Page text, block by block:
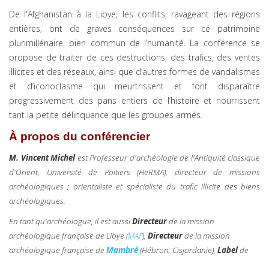
De l'Afghanistan à la Libye, les conflits, ravageant des régions
entières, ont de graves conséquences sur ce patrimoine
plurimillénaire, bien commun de l’humanité. La conférence se
propose de traiter de ces destructions, des trafics, des ventes
illicites et des réseaux, ainsi que d’autres formes de vandalismes
et d’iconoclasme qui meurtrissent et font disparaître
progressivement des pans entiers de l’histoire et nourrissent
tant la petite délinquance que les groupes armés.
À propos du conférencier
M. Vincent Michelest Professeur d'archéologie de l'Antiquité classique
d'Orient, Université de Poitiers (HeRMA), directeur de missions
archéologiques ; orientaliste et spécialiste du trafic illicite des biens
archéologiques.
En tant qu'archéologue, il est aussiDirecteurde la mission
archéologique française de Libye (MAF), Directeurde la mission
archéologique française de Mambré(Hébron, Cisjordanie), Labelde